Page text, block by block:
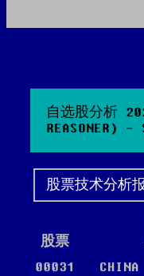
自选股分析
REASONER)
股票技术分析
股票
00031
CHINA